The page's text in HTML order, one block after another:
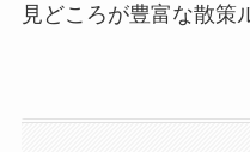
見どころが豊富な散策